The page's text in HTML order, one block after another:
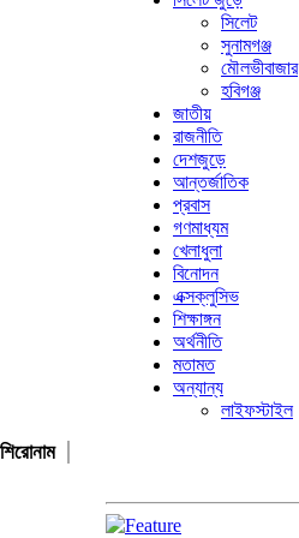
সিলেট
সুনামগঞ্জ
মৌলভীবাজার
হবিগঞ্জ
জাতীয়
রাজনীতি
দেশজুড়ে
আন্তর্জাতিক
প্রবাস
গণমাধ্যম
খেলাধুলা
বিনোদন
এক্সক্লুসিভ
শিক্ষাঙ্গন
অর্থনীতি
মতামত
অন্যান্য
লাইফস্টাইল
শিরোনাম